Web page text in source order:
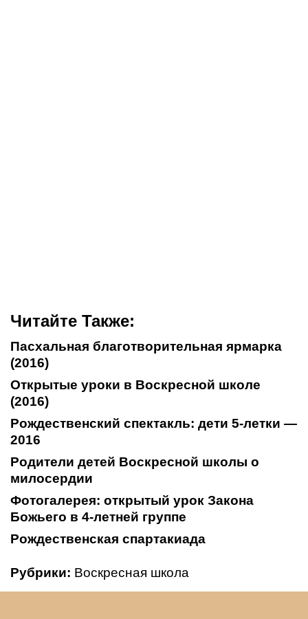
Читайте Также:
Пасхальная благотворительная ярмарка
(2016)
Открытые уроки в Воскресной школе
(2016)
Рождественский спектакль: дети 5-летки —
2016
Родители детей Воскресной школы о
милосердии
Фотогалерея: открытый урок Закона
Божьего в 4-летней группе
Рождественская спартакиада
Рубрики: Воскресная школа